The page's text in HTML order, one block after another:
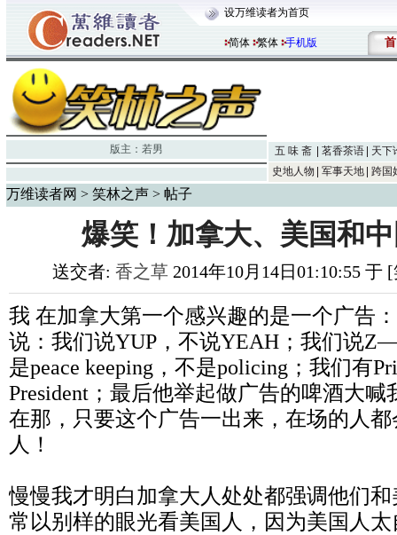
设万维读者为首页
简体 繁体 手机版 首
版主： 若男 五 味 斋 茗香茶语
天下
史地人物
军事天地 跨国
万维读者网 > 笑林之声 > 帖子
爆笑！加拿大、美国和
送交者: 香之草 2014年10月14日01:10:55 于
我 在加拿大第一个感兴趣的是一个广告
说：我们说YUP，不说YEAH；我们说
是peace keeping，不是policing；我们有
President；最后他举起做广告的啤酒大
在那，只要这个广告一出来，在场的人
人！
慢慢我才明白加拿大人处处都强调他们
常以别样的眼光看美国人，因为美国人